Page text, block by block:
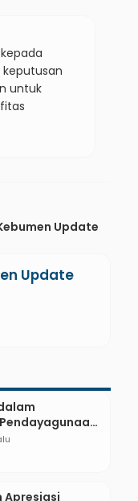
untuk
Update
Update
Apresiasi